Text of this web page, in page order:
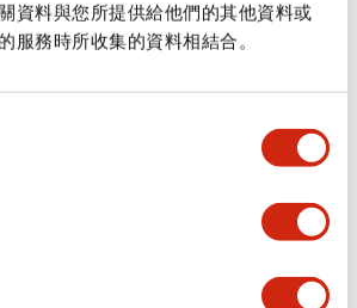
資料與您所提供給他們的其他資料或
服務時所收集的資料相結合。